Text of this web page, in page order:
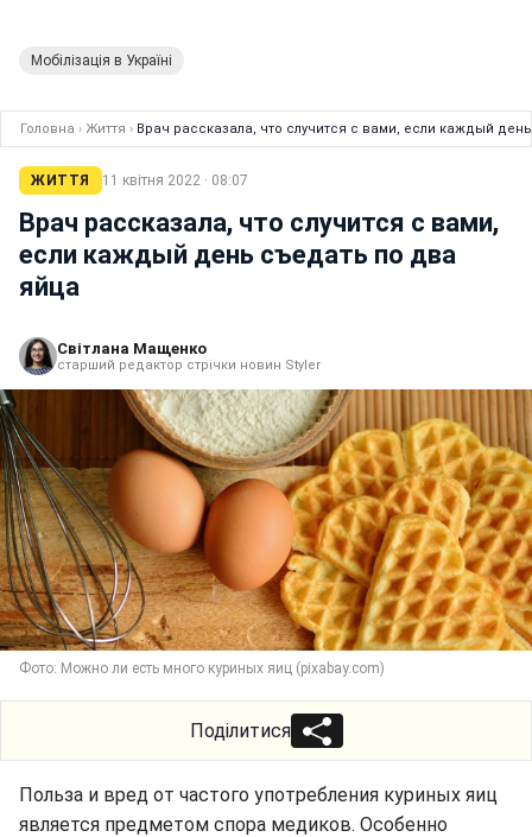
Мобілізація в Україні
Головна › Життя › Врач рассказала, что случится с вами, если каждый
ЖИТТЯ 11 квітня 2022 · 08:07
Врач рассказала, что случится с вами,
если каждый день съедать по два
яйца
Світлана Мащенко
старший редактор стрічки новин Styler
Фото: Можно ли есть много куриных яиц (pixabay.com)
Поділитися
Польза и вред от частого употребления куриных яиц
является предметом спора медиков. Особенно